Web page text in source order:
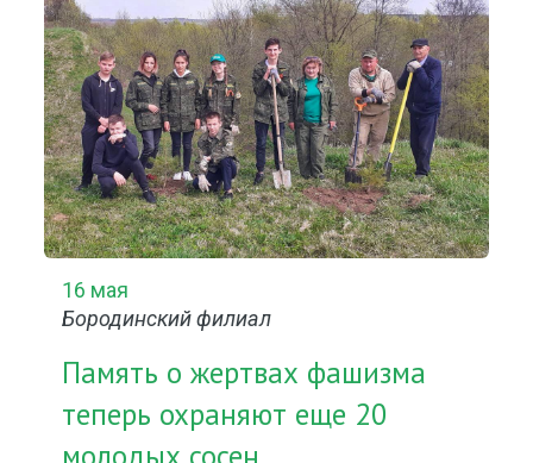
16 мая
Бородинский филиал
Память о жертвах фашизма
теперь охраняют еще 20